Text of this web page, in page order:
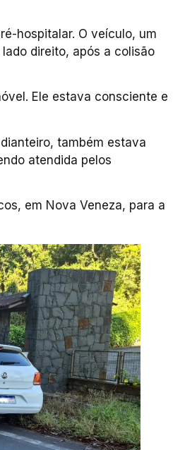
hospitalar. O veículo, um
direito, após a colisão
Ele estava consciente e
também estava
atendida pelos
em Nova Veneza, para a